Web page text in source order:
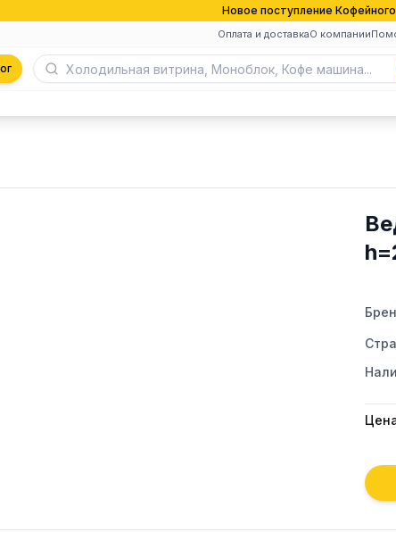
Новое поступление
Оплата и доставкаО компании